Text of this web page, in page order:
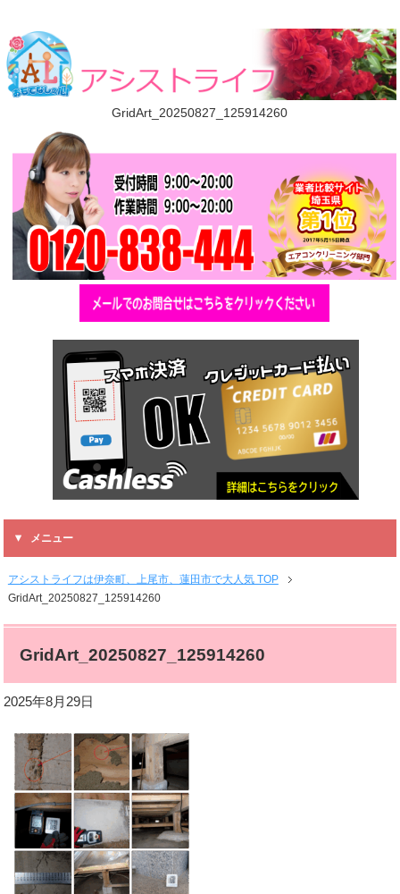
GridArt_20250827_125914260
メニュー
アシストライフは伊奈町、上尾市、蓮田市で大人気 TOP
GridArt_20250827_125914260
GridArt_20250827_125914260
2025年8月29日